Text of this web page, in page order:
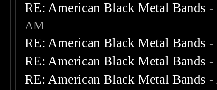
RE: American Black Metal Bands -
AM
RE: American Black Metal Bands -
RE: American Black Metal Bands -
RE: American Black Metal Bands -